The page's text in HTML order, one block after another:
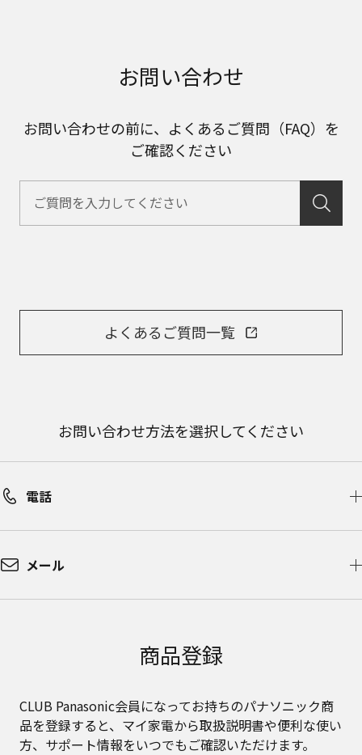
お問い合わせ
お問い合わせの前に、よくあるご質問（FAQ）を
ご確認ください
よくあるご質問一覧
お問い合わせ方法を選択してください
電話
メール
商品登録
CLUB Panasonic会員になってお持ちのパナソニック商
品を登録すると、マイ家電から取扱説明書や便利な使い
方、サポート情報をいつでもご確認いただけます。